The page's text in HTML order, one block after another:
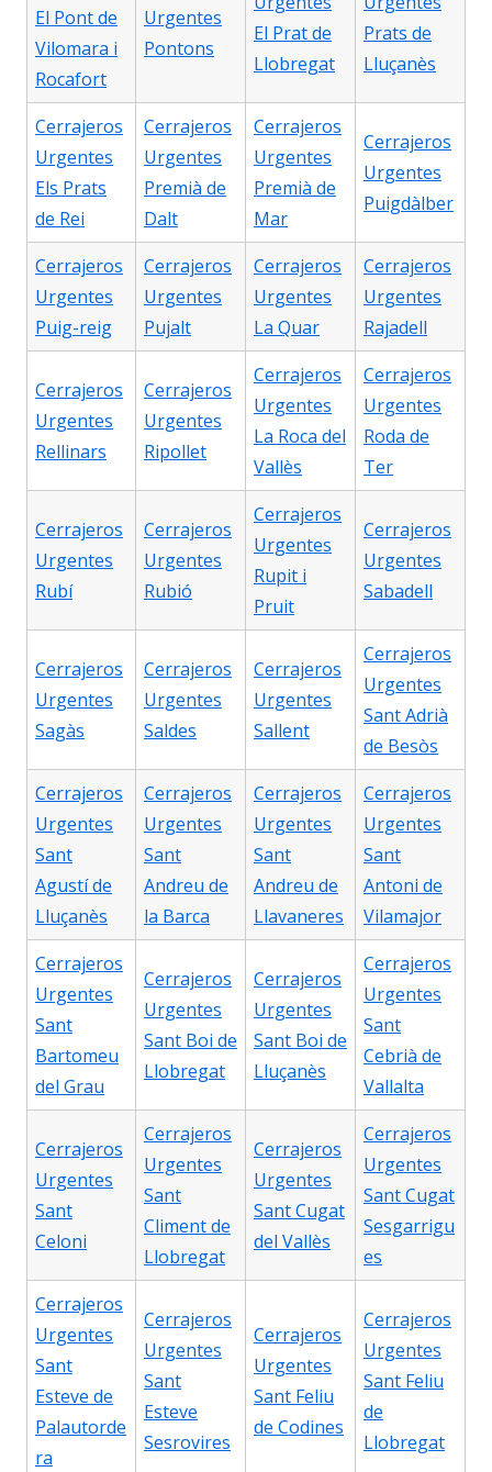
El Pont de
Vilomara i
Rocafort
Urgentes
Pontons
El Prat de
Llobregat
Prats de
Lluçanès
Cerrajeros
Urgentes
Els Prats
de Rei
Cerrajeros
Urgentes
Premià de
Dalt
Cerrajeros
Urgentes
Premià de
Mar
Cerrajeros
Urgentes
Puigdàlber
Cerrajeros
Urgentes
Puig-reig
Cerrajeros
Urgentes
Pujalt
Cerrajeros
Urgentes
La Quar
Cerrajeros
Urgentes
Rajadell
Cerrajeros
Urgentes
Rellinars
Cerrajeros
Urgentes
Ripollet
Cerrajeros
Urgentes
La Roca del
Vallès
Cerrajeros
Urgentes
Roda de
Ter
Cerrajeros
Urgentes
Rubí
Cerrajeros
Urgentes
Rubió
Cerrajeros
Urgentes
Rupit i
Pruit
Cerrajeros
Urgentes
Sabadell
Cerrajeros
Urgentes
Sagàs
Cerrajeros
Urgentes
Saldes
Cerrajeros
Urgentes
Sallent
Cerrajeros
Urgentes
Sant Adrià
de Besòs
Cerrajeros
Urgentes
Sant
Agustí de
Lluçanès
Cerrajeros
Urgentes
Sant
Andreu de
la Barca
Cerrajeros
Urgentes
Sant
Andreu de
Llavaneres
Cerrajeros
Urgentes
Sant
Antoni de
Vilamajor
Cerrajeros
Urgentes
Sant
Bartomeu
del Grau
Cerrajeros
Urgentes
Sant Boi de
Llobregat
Cerrajeros
Urgentes
Sant Boi de
Lluçanès
Cerrajeros
Urgentes
Sant
Cebrià de
Vallalta
Cerrajeros
Urgentes
Sant
Celoni
Cerrajeros
Urgentes
Sant
Climent de
Llobregat
Cerrajeros
Urgentes
Sant Cugat
del Vallès
Cerrajeros
Urgentes
Sant Cugat
Sesgarrigu
es
Cerrajeros
Urgentes
Sant
Esteve de
Palautorde
ra
Cerrajeros
Urgentes
Sant
Esteve
Sesrovires
Cerrajeros
Urgentes
Sant Feliu
de Codines
Cerrajeros
Urgentes
Sant Feliu
de
Llobregat